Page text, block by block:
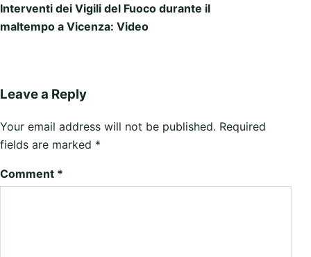
Interventi dei Vigili del Fuoco durante il
maltempo a Vicenza: Video
Leave a Reply
Your email address will not be published. Required
fields are marked *
Comment *